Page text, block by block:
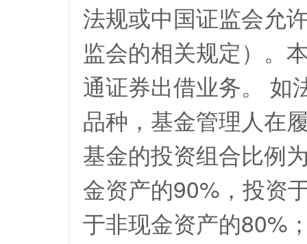
法规或中国证监会允
监会的相关规定）。
通证券出借业务。 如
品种，基金管理人在
基金的投资组合比例
金资产的90%，投资
于非现金资产的80%